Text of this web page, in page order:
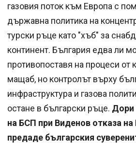
газовия поток към Европа с
държавна политика на
турски ръце като "хъб" за
континент. България едва ли
противопоставя на процеси от
мащаб, но контролът върху
инфраструктура и газова
остане в български ръце. Дори
на БСП при Виденов отказа на
предаде българския